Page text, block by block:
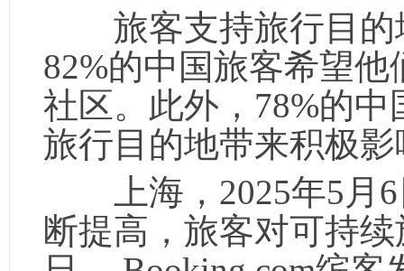
旅客支持旅行目的
82%的中国旅客希望
社区。此外，78%的
旅行目的地带来积极影
上海，2025年5月
断提高，旅客对可持